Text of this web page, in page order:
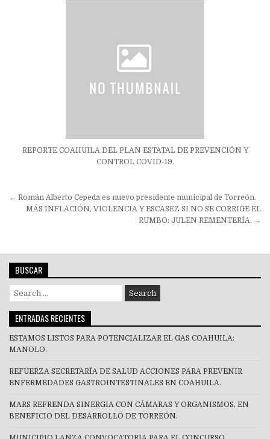
REPORTE COAHUILA DEL PLAN ESTATAL DE PREVENCIÓN Y
CONTROL COVID-19.
Navegación
← Román Alberto Cepeda es nuevo presidente municipal de Torreón.
MÁS INFLACIÓN, VIOLENCIA Y ESCASEZ SI NO SE CORRIGE EL
RUMBO: JULEN REMENTERÍA. →
BUSCAR
Search
for:
ENTRADAS RECIENTES
ESTAMOS LISTOS PARA POTENCIALIZAR EL GAS COAHUILA:
MANOLO.
REFUERZA SECRETARÍA DE SALUD ACCIONES PARA PREVENIR
ENFERMEDADES GASTROINTESTINALES EN COAHUILA.
MARS REFRENDA SINERGIA CON CÁMARAS Y ORGANISMOS, EN
BENEFICIO DEL DESARROLLO DE TORREÓN.